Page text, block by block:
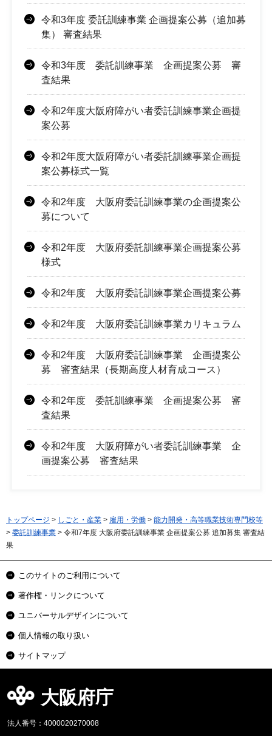
令和3年度 委託訓練事業 企画提案公募（追加募
集） 審査結果
令和3年度 委託訓練事業 企画提案公募 審
査結果
令和2年度大阪府障がい者委託訓練事業企画提
案公募
令和2年度大阪府障がい者委託訓練事業企画提
案公募様式一覧
令和2年度 大阪府委託訓練事業の企画提案公
募について
令和2年度 大阪府委託訓練事業企画提案公募
様式
令和2年度 大阪府委託訓練事業企画提案公募
令和2年度 大阪府委託訓練事業カリキュラム
令和2年度 大阪府委託訓練事業 企画提案公
募 審査結果（長期高度人材育成コース）
令和2年度 委託訓練事業 企画提案公募 審
査結果
令和2年度 大阪府障がい者委託訓練事業 企
画提案公募 審査結果
トップページ > しごと・産業 > 雇用・労働 > 能力開発・高等職業技術専門校等
> 委託訓練事業 > 令和7年度 大阪府委託訓練事業 企画提案公募 追加募集 審査結
果
このサイトのご利用について
著作権・リンクについて
ユニバーサルデザインについて
個人情報の取り扱い
サイトマップ
大阪府庁
法人番号：4000020270008